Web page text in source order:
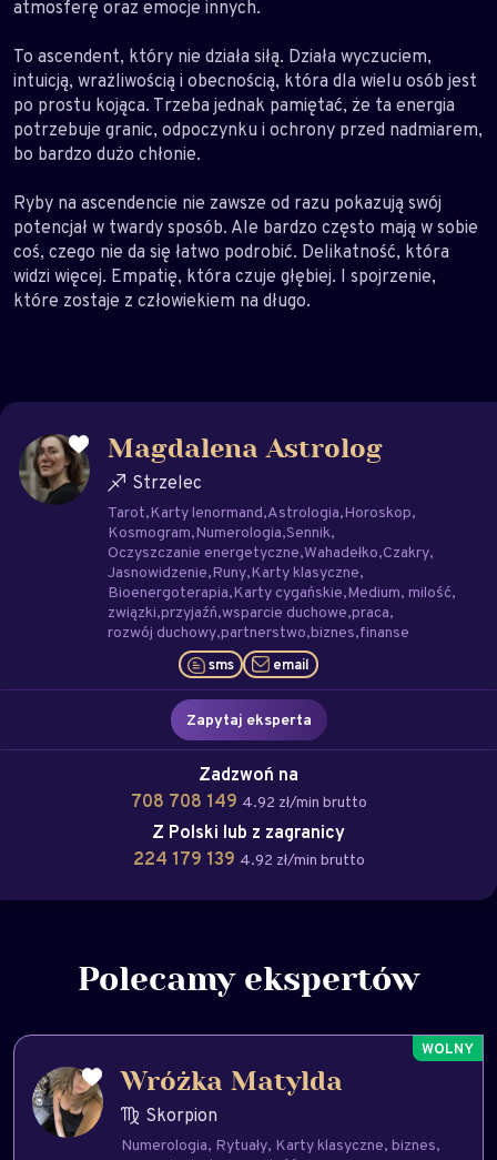
atmosferę oraz emocje innych.
To ascendent, który nie działa siłą. Działa wyczuciem,
intuicją, wrażliwością i obecnością, która dla wielu osób jest
po prostu kojąca. Trzeba jednak pamiętać, że ta energia
potrzebuje granic, odpoczynku i ochrony przed nadmiarem,
bo bardzo dużo chłonie.
Ryby na ascendencie nie zawsze od razu pokazują swój
potencjał w twardy sposób. Ale bardzo często mają w sobie
coś, czego nie da się łatwo podrobić. Delikatność, która
widzi więcej. Empatię, która czuje głębiej. I spojrzenie,
które zostaje z człowiekiem na długo.
Magdalena Astrolog
Strzelec
Tarot Karty lenormand Astrologia Horoskop
Kosmogram Numerologia Sennik
Oczyszczanie energetyczne Wahadełko Czakry
Jasnowidzenie Runy Karty klasyczne
Bioenergoterapia Karty cygańskie Medium milość
związki przyjaźń wsparcie duchowe praca
rozwój duchowy partnerstwo biznes finanse
sms email
Zapytaj eksperta
Zadzwoń na
708 708 149 4.92 zł/min brutto
Z Polski lub z zagranicy
224 179 139 4.92 zł/min brutto
Polecamy ekspertów
Wróżka Matylda
Skorpion
Numerologia Rytuały Karty klasyczne biznes